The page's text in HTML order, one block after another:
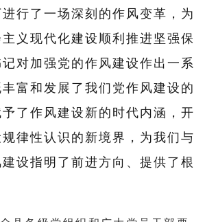
行了一场深刻的作风变革，为
义现代化建设顺利推进坚强保
对加强党的作风建设作出一系
富和发展了我们党作风建设的
了作风建设新的时代内涵，开
律性认识的新境界，为我们与
设指明了前进方向、提供了根